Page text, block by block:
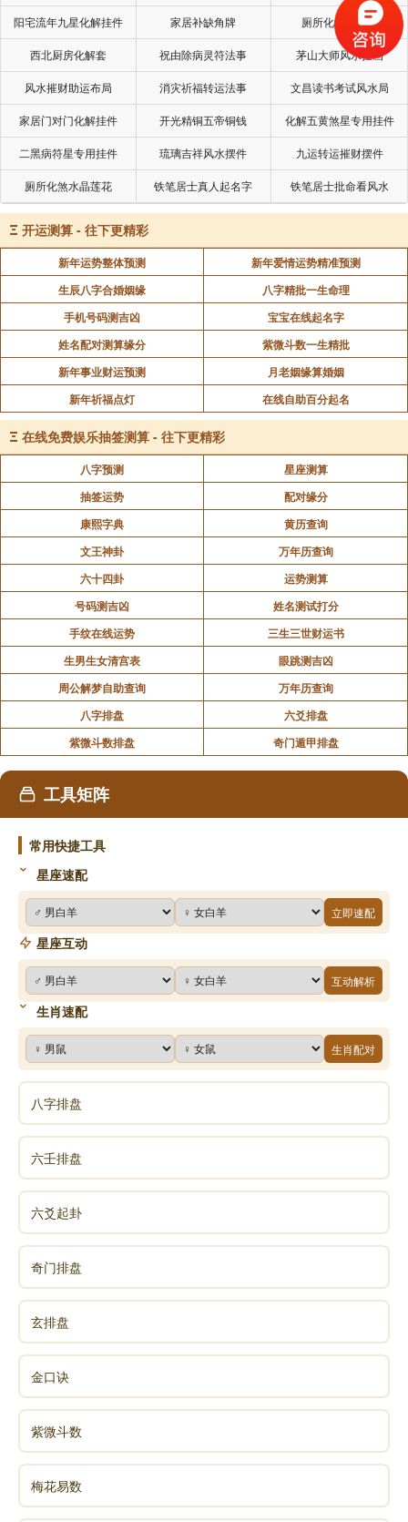
玄空，物物有太极。玄空讲阴阳，有阴就有阳，有零就
有正，有动就有静，有山就要见水，讲峦头就会有理
气，有先天就会有后天，有体就有用，都是对待的概
念。就如人一样，要心身合一。对待，在后天八卦就是
合十。
有易友提到验旧宅、验古墓的事。个人的观点，每
种风水理论都会有实例验证评点，来佐证自己的理论如
何有效，评点其它理论的缺失。玄空风水难道没有验证
实例？你去看沈氏玄空，书中大把验证实例。
再者，现在很多去看旧坟发表观点的，最多是去看
看坐山明堂、朝山案山、左右砂手什么的，喝形都是五
花八门。很多连三合之理都说不出所以然来，更别说什
么玄空气运。唯一看到一个老先生看旧宅时说了说纳甲
之理。
如果连基本理论都没搞懂，根本不知道里面的得失
奥妙，那还验个屁啊。光知道结果没用，难的是能条缕
分明一一解释清楚。玄空风水验坟则更难，不但要分析
以前的得失，更要推断今后发展。
在评论中，有的易友直接把大金龙所在的宫位三
山，看做是旺山旺向。这是大错特错的。首先，金龙也
好，大金龙也好，甚至金龙运也好。指的是至刚纯阳之
气，由先天八卦的乾卦表示，说明这是阴阳交媾之前的
纯阳之气。
玄空六法，一定要明白先天为体，后天为用。先天
体卦不是一卦管三山那么简单去理解，而是颠倒颠、抽
爻换象，子母公孙同此推。乾坤为第一代，三般卦为第
二代，二十四山为第三代，下篇文章再详细写。
后天为用，流行之气，运用之序，就要符合河图、
洛书数理。先天体卦的卦理和后天河洛数理皆相通，相
通的根本在天星。本文先说五黄大金龙的河洛数理。
沈氏玄空也用五黄，但它的元运是用三元九运。五
运拿出来分上下分别寄宫，它把五黄定为零神，对宫即
为正神。而玄空六法的规定完全不一样。大家注意鉴
别。
玄空六法用两元八运，把元运分上、下元两片，没
有中元，没有五运。一二三四运为上元，六七八九为下
元。阳爻管九年，阴爻管六年。八运上、下元对应八卦
阴、阳卦。
谈养吾为什么把五黄定为大金龙？因为五黄本在中
宫属土，力量大。五入中宫顺逆飞，顺局则为蒋大鸿的
元旦盘，逆局很多玄空理论用隐晦的口诀来叙述。
你看五黄力量多大，顺逆飞后，各宫数字合十，对
宫合十变成同宫合十。
所以谈养吾把五黄定为没有阴阳交媾前的纯阳至刚
之气，即所谓的大金龙，也是阳龙。阳动阴顺，只有它
才能和对宫实现阴阳交媾。八运对八卦，各元运的大金
龙会排布到后天八卦哪些方位呢？
阳宅流年九星化解挂件 家居补缺角牌 厕所化秽气煞套
西北厨房化解套 祝由除病灵符法事 茅山大师风水挂画
风水摧财助运布局 消灾祈福转运法事 文昌读书考试风水局
家居门对门化解挂件 开光精铜五帝铜钱 化解五黄煞星专用挂件
二黑病符星专用挂件 琉璃吉祥风水摆件 九运转运摧财摆件
厕所化煞水晶莲花 铁笔居士真人起名字 铁笔居士批命看风水
Ξ 开运测算 - 往下更精彩
新年运势整体预测
新年爱情运势精准预测
生辰八字合婚姻缘
八字精批一生命理
手机号码测吉凶
宝宝在线起名字
姓名配对测算缘分
紫微斗数一生精批
新年事业财运预测
月老姻缘算婚姻
新年祈福点灯
在线自助百分起名
Ξ 在线免费娱乐抽签测算 - 往下更精彩
八字预测
星座测算
抽签运势
配对缘分
康熙字典
黄历查询
文王神卦
万年历查询
六十四卦
运势测算
号码测吉凶
姓名测试打分
手纹在线运势
三生三世财运书
生男生女清宫表
眼跳测吉凶
周公解梦自助查询
万年历查询
八字排盘
六爻排盘
紫微斗数排盘
奇门遁甲排盘
工具矩阵
常用快捷工具
星座速配
立即速配
星座互动
互动解析
生肖速配
生肖配对
八字排盘
六壬排盘
六爻起卦
奇门排盘
玄排盘
金口诀
紫微斗数
梅花易数